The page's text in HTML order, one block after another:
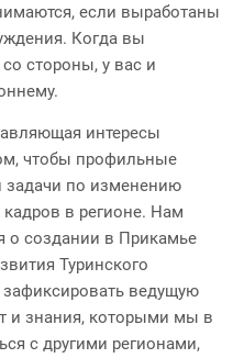
если выработаны
Когда вы
стороны, у вас и
интересы
чтобы профильные
задачи по изменению
в регионе. Нам
о создании в Прикамье
Туринского
ведущую
и знания, которыми мы в
с другими регионами,